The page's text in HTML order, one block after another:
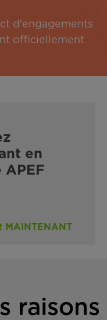
d'engagements
officiellement
en
APEF
MAINTENANT
raisons